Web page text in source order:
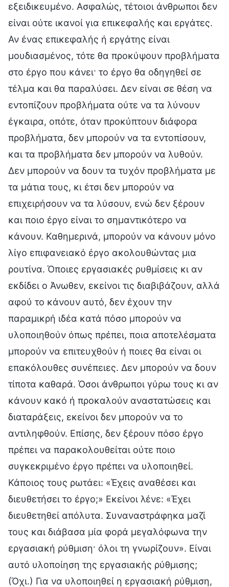
εξειδικευμένο. Ασφαλώς, τέτοιοι άνθρωποι δεν
είναι ούτε ικανοί για επικεφαλής και εργάτες.
Αν ένας επικεφαλής ή εργάτης είναι
μουδιασμένος, τότε θα προκύψουν προβλήματα
στο έργο που κάνει· το έργο θα οδηγηθεί σε
τέλμα και θα παραλύσει. Δεν είναι σε θέση να
εντοπίζουν προβλήματα ούτε να τα λύνουν
έγκαιρα, οπότε, όταν προκύπτουν διάφορα
προβλήματα, δεν μπορούν να τα εντοπίσουν,
και τα προβλήματα δεν μπορούν να λυθούν.
Δεν μπορούν να δουν τα τυχόν προβλήματα με
τα μάτια τους, κι έτσι δεν μπορούν να
επιχειρήσουν να τα λύσουν, ενώ δεν ξέρουν
και ποιο έργο είναι το σημαντικότερο να
κάνουν. Καθημερινά, μπορούν να κάνουν μόνο
λίγο επιφανειακό έργο ακολουθώντας μια
ρουτίνα. Όποιες εργασιακές ρυθμίσεις κι αν
εκδίδει ο Άνωθεν, εκείνοι τις διαβιβάζουν, αλλά
αφού το κάνουν αυτό, δεν έχουν την
παραμικρή ιδέα κατά πόσο μπορούν να
υλοποιηθούν όπως πρέπει, ποια αποτελέσματα
μπορούν να επιτευχθούν ή ποιες θα είναι οι
επακόλουθες συνέπειες. Δεν μπορούν να δουν
τίποτα καθαρά. Όσοι άνθρωποι γύρω τους κι αν
κάνουν κακό ή προκαλούν αναστατώσεις και
διαταράξεις, εκείνοι δεν μπορούν να το
αντιληφθούν. Επίσης, δεν ξέρουν πόσο έργο
πρέπει να παρακολουθείται ούτε ποιο
συγκεκριμένο έργο πρέπει να υλοποιηθεί.
Κάποιος τους ρωτάει: «Έχεις αναθέσει και
διευθετήσει το έργο;» Εκείνοι λένε: «Έχει
διευθετηθεί απόλυτα. Συναναστράφηκα μαζί
τους και διάβασα μία φορά μεγαλόφωνα την
εργασιακή ρύθμιση· όλοι τη γνωρίζουν». Είναι
αυτό υλοποίηση της εργασιακής ρύθμισης;
(Όχι.) Για να υλοποιηθεί η εργασιακή ρύθμιση,